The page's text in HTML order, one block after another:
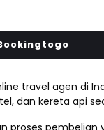
travel agen di
dan kereta api
proses pembelian